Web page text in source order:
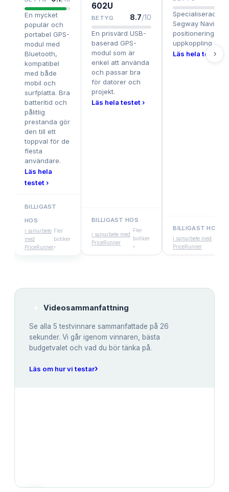
En mycket
populär och
portabel GPS-
modul med
Bluetooth,
kompatibel
med både
mobil och
surfplatta. Bra
batteritid och
pålitlig
prestanda gör
den till ett
toppval för de
flesta
användare.
Läs hela
testet ›
BILLIGAST
HOS
i samarbete
med
PriceRunner
Fler
butiker
›
602U
BETYG 8.7/10
En prisvärd USB-
baserad GPS-
modul som är
enkel att använda
och passar bra
för datorer och
projekt.
Läs hela testet ›
BILLIGAST HOS
i samarbete med
PriceRunner
Fler
butiker
›
Specialiserad
Segway
positionering
uppkoppling för
Läs hela testet ›
BILLIGAST HOS
i samarbete med
PriceRunner
›
Videosammanfattning
Se alla 5 testvinnare sammanfattade på 26
sekunder. Vi går igenom vinnaren, bästa
budgetvalet och vad du bör tänka på.
Läs om hur vi testar›